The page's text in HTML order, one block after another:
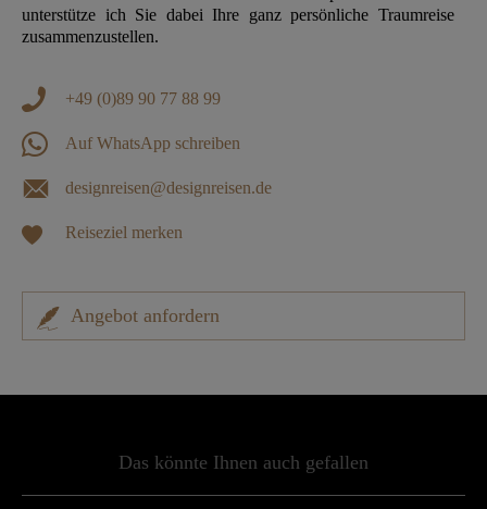
unterstütze ich Sie dabei Ihre ganz persönliche Traumreise
zusammenzustellen.
+49 (0)89 90 77 88 99
Auf WhatsApp schreiben
designreisen@designreisen.de
Reiseziel merken
Angebot anfordern
Das könnte Ihnen auch gefallen